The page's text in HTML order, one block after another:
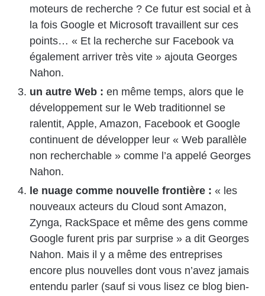
moteurs de recherche ? Ce futur est social et à
la fois Google et Microsoft travaillent sur ces
points… « Et la recherche sur Facebook va
également arriver très vite » ajouta Georges
Nahon.
un autre Web : en même temps, alors que le
développement sur le Web traditionnel se
ralentit, Apple, Amazon, Facebook et Google
continuent de développer leur « Web parallèle
non recherchable » comme l’a appelé Georges
Nahon.
le nuage comme nouvelle frontière : « les
nouveaux acteurs du Cloud sont Amazon,
Zynga, RackSpace et même des gens comme
Google furent pris par surprise » a dit Georges
Nahon. Mais il y a même des entreprises
encore plus nouvelles dont vous n’avez jamais
entendu parler (sauf si vous lisez ce blog bien-